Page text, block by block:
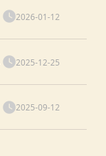
2026-01-12
2025-12-25
2025-09-12